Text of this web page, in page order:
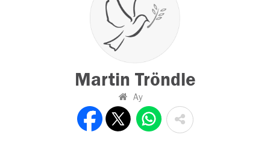
Martin Tröndle
Ay